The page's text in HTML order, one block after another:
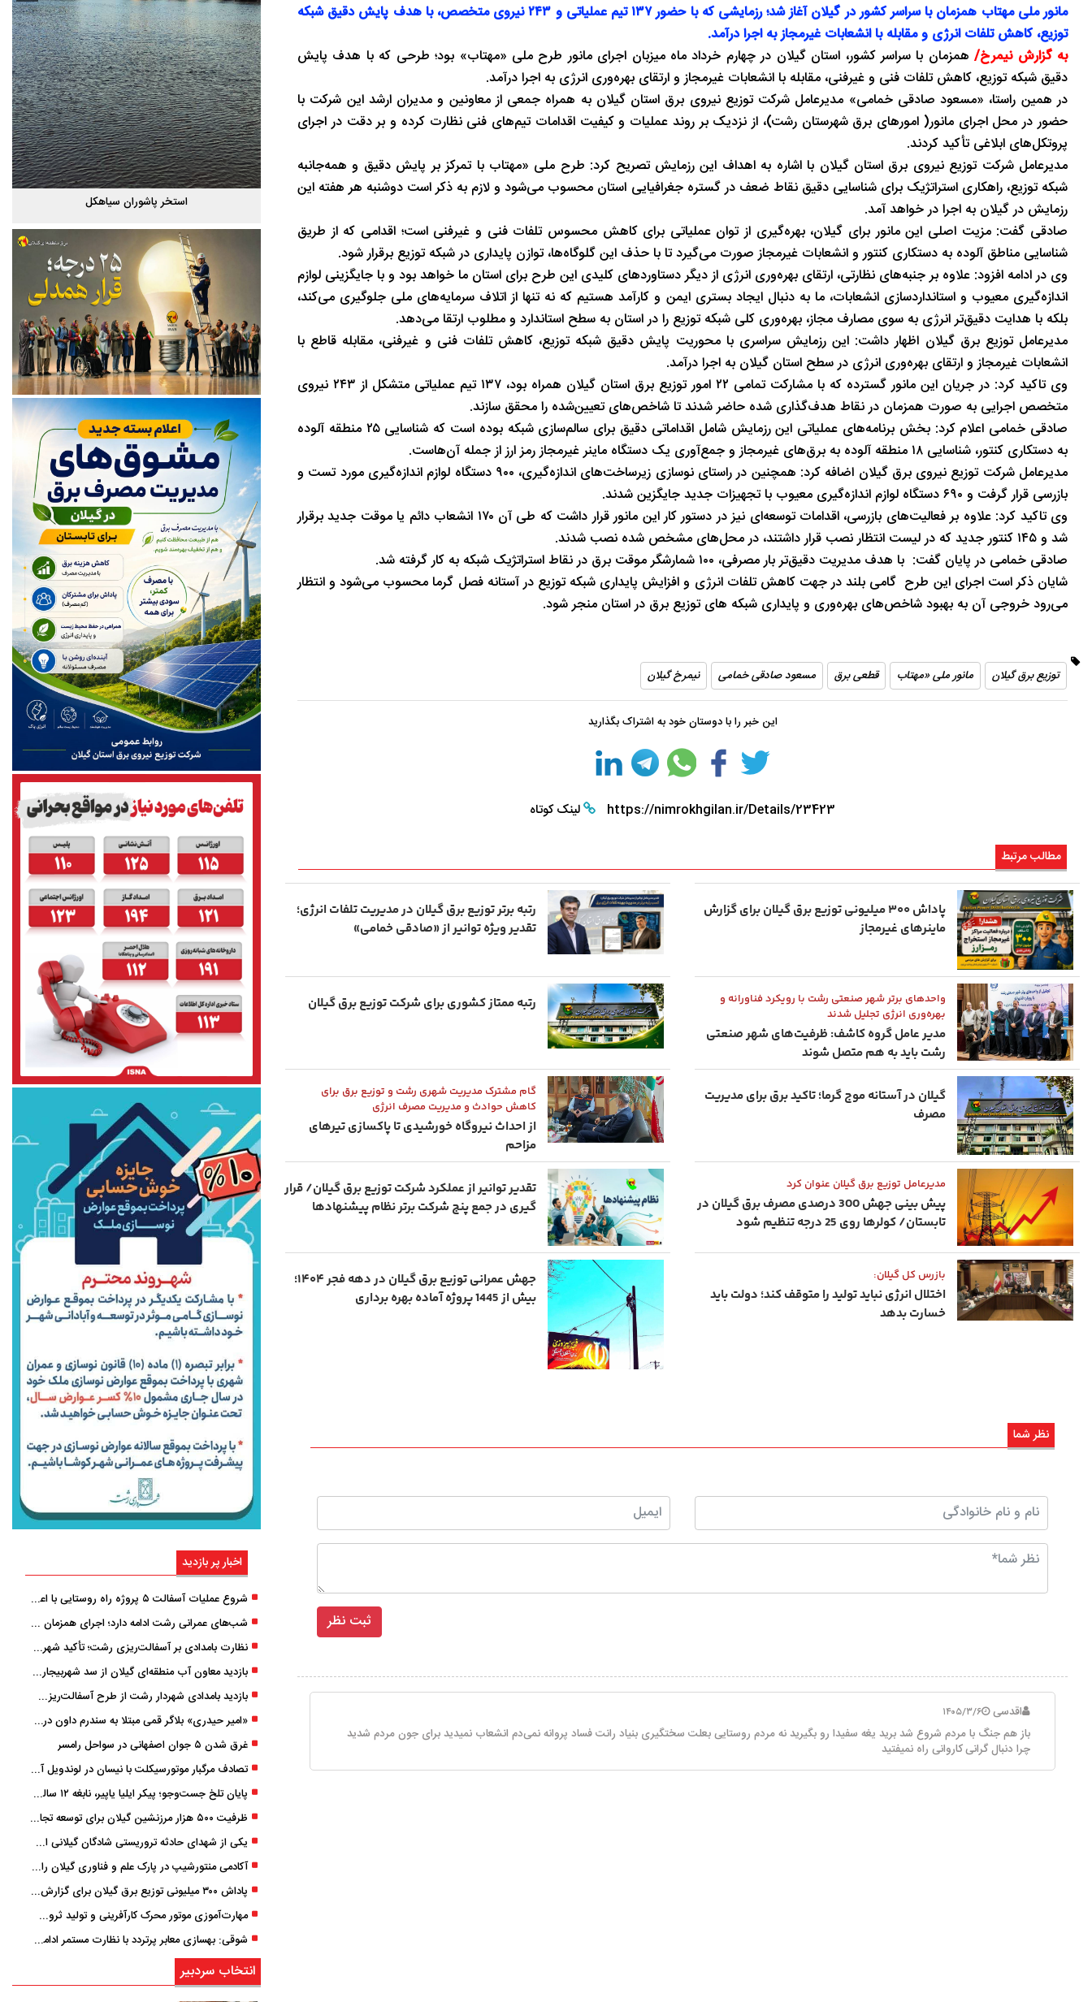
مانور ملی مهتاب همزمان با سراسر کشور در گیلان آغاز شد؛ رزمایشی که با حضور ۱۳۷ تیم عملیاتی و ۲۴۳ نیروی متخصص، با هدف پایش دقیق شبکه
توزیع، کاهش تلفات انرژی و مقابله با انشعابات غیرمجاز به اجرا درآمد.
به گزارش نیمرخ/ همزمان با سراسر کشور، استان گیلان در چهارم خرداد ماه میزبان اجرای مانور طرح ملی «مهتاب» بود؛ طرحی که با هدف پایش
دقیق شبکه توزیع، کاهش تلفات فنی و غیرفنی، مقابله با انشعابات غیرمجاز و ارتقای بهره‌وری انرژی به اجرا درآمد.
در همین راستا، «مسعود صادقی خمامی» مدیرعامل شرکت توزیع نیروی برق استان گیلان به همراه جمعی از معاونین و مدیران ارشد این شرکت با
حضور در محل اجرای مانور( امورهای برق شهرستان رشت)، از نزدیک بر روند عملیات و کیفیت اقدامات تیم‌های فنی نظارت کرده و بر دقت در اجرای
پروتکل‌های ابلاغی تأکید کردند.
مدیرعامل شرکت توزیع نیروی برق استان گیلان با اشاره به اهداف این رزمایش تصریح کرد: طرح ملی «مهتاب با تمرکز بر پایش دقیق و همه‌جانبه
شبکه توزیع، راهکاری استراتژیک برای شناسایی دقیق نقاط ضعف در گستره جغرافیایی استان محسوب می‌شود و لازم به ذکر است دوشنبه هر هفته این
رزمایش در گیلان به اجرا در خواهد آمد.
صادقی گفت: مزیت اصلی این مانور برای گیلان، بهره‌گیری از توان عملیاتی برای کاهش محسوس تلفات فنی و غیرفنی است؛ اقدامی که از طریق
شناسایی مناطق آلوده به دستکاری کنتور و انشعابات غیرمجاز صورت می‌گیرد تا با حذف این گلوگاه‌ها، توازن پایداری در شبکه توزیع برقرار شود.
وی در ادامه افزود: علاوه بر جنبه‌های نظارتی، ارتقای بهره‌وری انرژی از دیگر دستاوردهای کلیدی این طرح برای استان ما خواهد بود و با جایگزینی لوازم
اندازه‌گیری معیوب و استانداردسازی انشعابات، ما به دنبال ایجاد بستری ایمن و کارآمد هستیم که نه تنها از اتلاف سرمایه‌های ملی جلوگیری می‌کند،
بلکه با هدایت دقیق‌تر انرژی به سوی مصارف مجاز، بهره‌وری کلی شبکه توزیع را در استان به سطح استاندارد و مطلوب ارتقا می‌دهد.
مدیرعامل توزیع برق گیلان اظهار داشت: این رزمایش سراسری با محوریت پایش دقیق شبکه توزیع، کاهش تلفات فنی و غیرفنی، مقابله قاطع با
انشعابات غیرمجاز و ارتقای بهره‌وری انرژی در سطح استان گیلان به اجرا درآمد.
وی تاکید کرد: در جریان این مانور گسترده که با مشارکت تمامی ۲۲ امور توزیع برق استان گیلان همراه بود، ۱۳۷ تیم عملیاتی متشکل از ۲۴۳ نیروی
متخصص اجرایی به صورت همزمان در نقاط هدف‌گذاری شده حاضر شدند تا شاخص‌های تعیین‌شده را محقق سازند.
صادقی خمامی اعلام کرد: بخش برنامه‌های عملیاتی این رزمایش شامل اقداماتی دقیق برای سالم‌سازی شبکه بوده است که شناسایی ۲۵ منطقه آلوده
به دستکاری کنتور، شناسایی ۱۸ منطقه آلوده به برق‌های غیرمجاز و جمع‌آوری یک دستگاه ماینر غیرمجاز رمز ارز از جمله آن‌هاست.
مدیرعامل شرکت توزیع نیروی برق گیلان اضافه کرد: همچنین در راستای نوسازی زیرساخت‌های اندازه‌گیری، ۹۰۰ دستگاه لوازم اندازه‌گیری مورد تست و
بازرسی قرار گرفت و ۶۹۰ دستگاه لوازم اندازه‌گیری معیوب با تجهیزات جدید جایگزین شدند.
وی تاکید کرد: علاوه بر فعالیت‌های بازرسی، اقدامات توسعه‌ای نیز در دستور کار این مانور قرار داشت که طی آن ۱۷۰ انشعاب دائم یا موقت جدید برقرار
شد و ۱۴۵ کنتور جدید که در لیست انتظار نصب قرار داشتند، در محل‌های مشخص شده نصب شدند.
صادقی خمامی در پایان گفت: با هدف مدیریت دقیق‌تر بار مصرفی، ۱۰۰ شمارشگر موقت برق در نقاط استراتژیک شبکه به کار گرفته شد.
شایان ذکر است اجرای این طرح گامی بلند در جهت کاهش تلفات انرژی و افزایش پایداری شبکه توزیع در آستانه فصل گرما محسوب می‌شود و انتظار
می‌رود خروجی آن به بهبود شاخص‌های بهره‌وری و پایداری شبکه های توزیع برق در استان منجر شود.
توزیع برق گیلان مانور ملی «مهتاب قطعی برق مسعود صادقی خمامی نیمرخ گیلان
این خبر را با دوستان خود به اشتراک بگذارید
https://nimrokhgilan.ir/Details/23423 لینک کوتاه
مطالب مرتبط
پاداش ۳۰۰ میلیونی توزیع برق گیلان برای گزارش
ماینرهای غیرمجاز
رتبه برتر توزیع برق گیلان در مدیریت تلفات انرژی؛
تقدیر ویژه توانیر از «صادقی خمامی»
واحدهای برتر شهر صنعتی رشت با رویکرد فناورانه و
بهره‌وری انرژی تجلیل شدند
مدیر عامل گروه کاشف: ظرفیت‌های شهر صنعتی
رشت باید به هم متصل شوند
رتبه ممتاز کشوری برای شرکت توزیع برق گیلان
گیلان در آستانه موج گرما؛ تاکید برق برای مدیریت
مصرف
گام مشترک مدیریت شهری رشت و توزیع برق برای
کاهش حوادث و مدیریت مصرف انرژی
از احداث نیروگاه خورشیدی تا پاکسازی تیرهای
مزاحم
مدیرعامل توزیع برق گیلان عنوان کرد
پیش ‌بینی جهش 300 درصدی مصرف برق گیلان در
تابستان/ کولرها روی 25 درجه تنظیم شود
تقدیر توانیر از عملکرد شرکت توزیع برق گیلان/ قرار
گیری در جمع پنج شرکت برتر نظام پیشنهادها
بازرس کل گیلان:
اختلال انرژی نباید تولید را متوقف کند؛ دولت باید
خسارت بدهد
جهش عمرانی توزیع برق گیلان در دهه فجر ۱۴۰۴؛
بیش از 1445 پروژه آماده بهره‌ برداری
نظر شما
اقدسی ۱۴۰۵/۳/۶
باز هم جنگ با مردم شروع شد برید یغه سفیدا رو بگیرید نه مردم روستایی بعلت سختگیری بنیاد رانت فساد پروانه نمی‌دم انشعاب نمیدید برای جون مردم شدید
چرا دنبال گرانی کاروانی راه نمیفتید
استخر پاشوران سیاهکل در دل روستاهای گیلان
اخبار پر بازدید
شروع عملیات آسفالت ۵ پروژه راه ‌روستایی با اعتبار ۳۷۰ میلیاردی در گیلان
شب‌های عمرانی رشت ادامه دارد؛ اجرای همزمان آسفالت‌ریزی در پنج منطقه شهری
نظارت بامدادی بر آسفالت‌ریزی رشت؛ تأکید شهردار و بازرس کل بر کیفیت اجرای پروژه‌ها
بازدید معاون آب منطقه‌ای گیلان از سد شهربیجار برای تداوم تأمین آب شرب استان
بازدید بامدادی شهردار رشت از طرح آسفالت‌ریزی گسترده در مناطق پنج‌گانه
«امیر حیدری» بلاگر قمی مبتلا به سندرم داون درگذشت
غرق شدن ۵ جوان اصفهانی در سواحل رامسر
تصادف مرگبار موتورسیکلت با نیسان در لوندویل آستارا/ انتقال مصدوم با اورژانس هوایی به رشت
پایان تلخ جست‌وجو؛ پیکر ایلیا یاپیر، نابغه ۱۲ ساله لاهیجانی پیدا شد
ظرفیت ۵۰۰ هزار مرزنشین گیلان برای توسعه تجارت فعال می‌شود
یکی از شهدای حادثه تروریستی شادگان گیلانی است/ شهادت «سینا سیاه‌ نژاد» در درگیری با اشرار مسلح
آکادمی منتورشیپ در پارک علم و فناوری گیلان راه‌اندازی شد
پاداش ۳۰۰ میلیونی توزیع برق گیلان برای گزارش ماینرهای غیرمجاز
مهارت‌آموزی موتور محرک کارآفرینی و تولید ثروت است
شوقی: بهسازی معابر پرتردد با نظارت مستمر ادامه دارد
انتخاب سردبیر